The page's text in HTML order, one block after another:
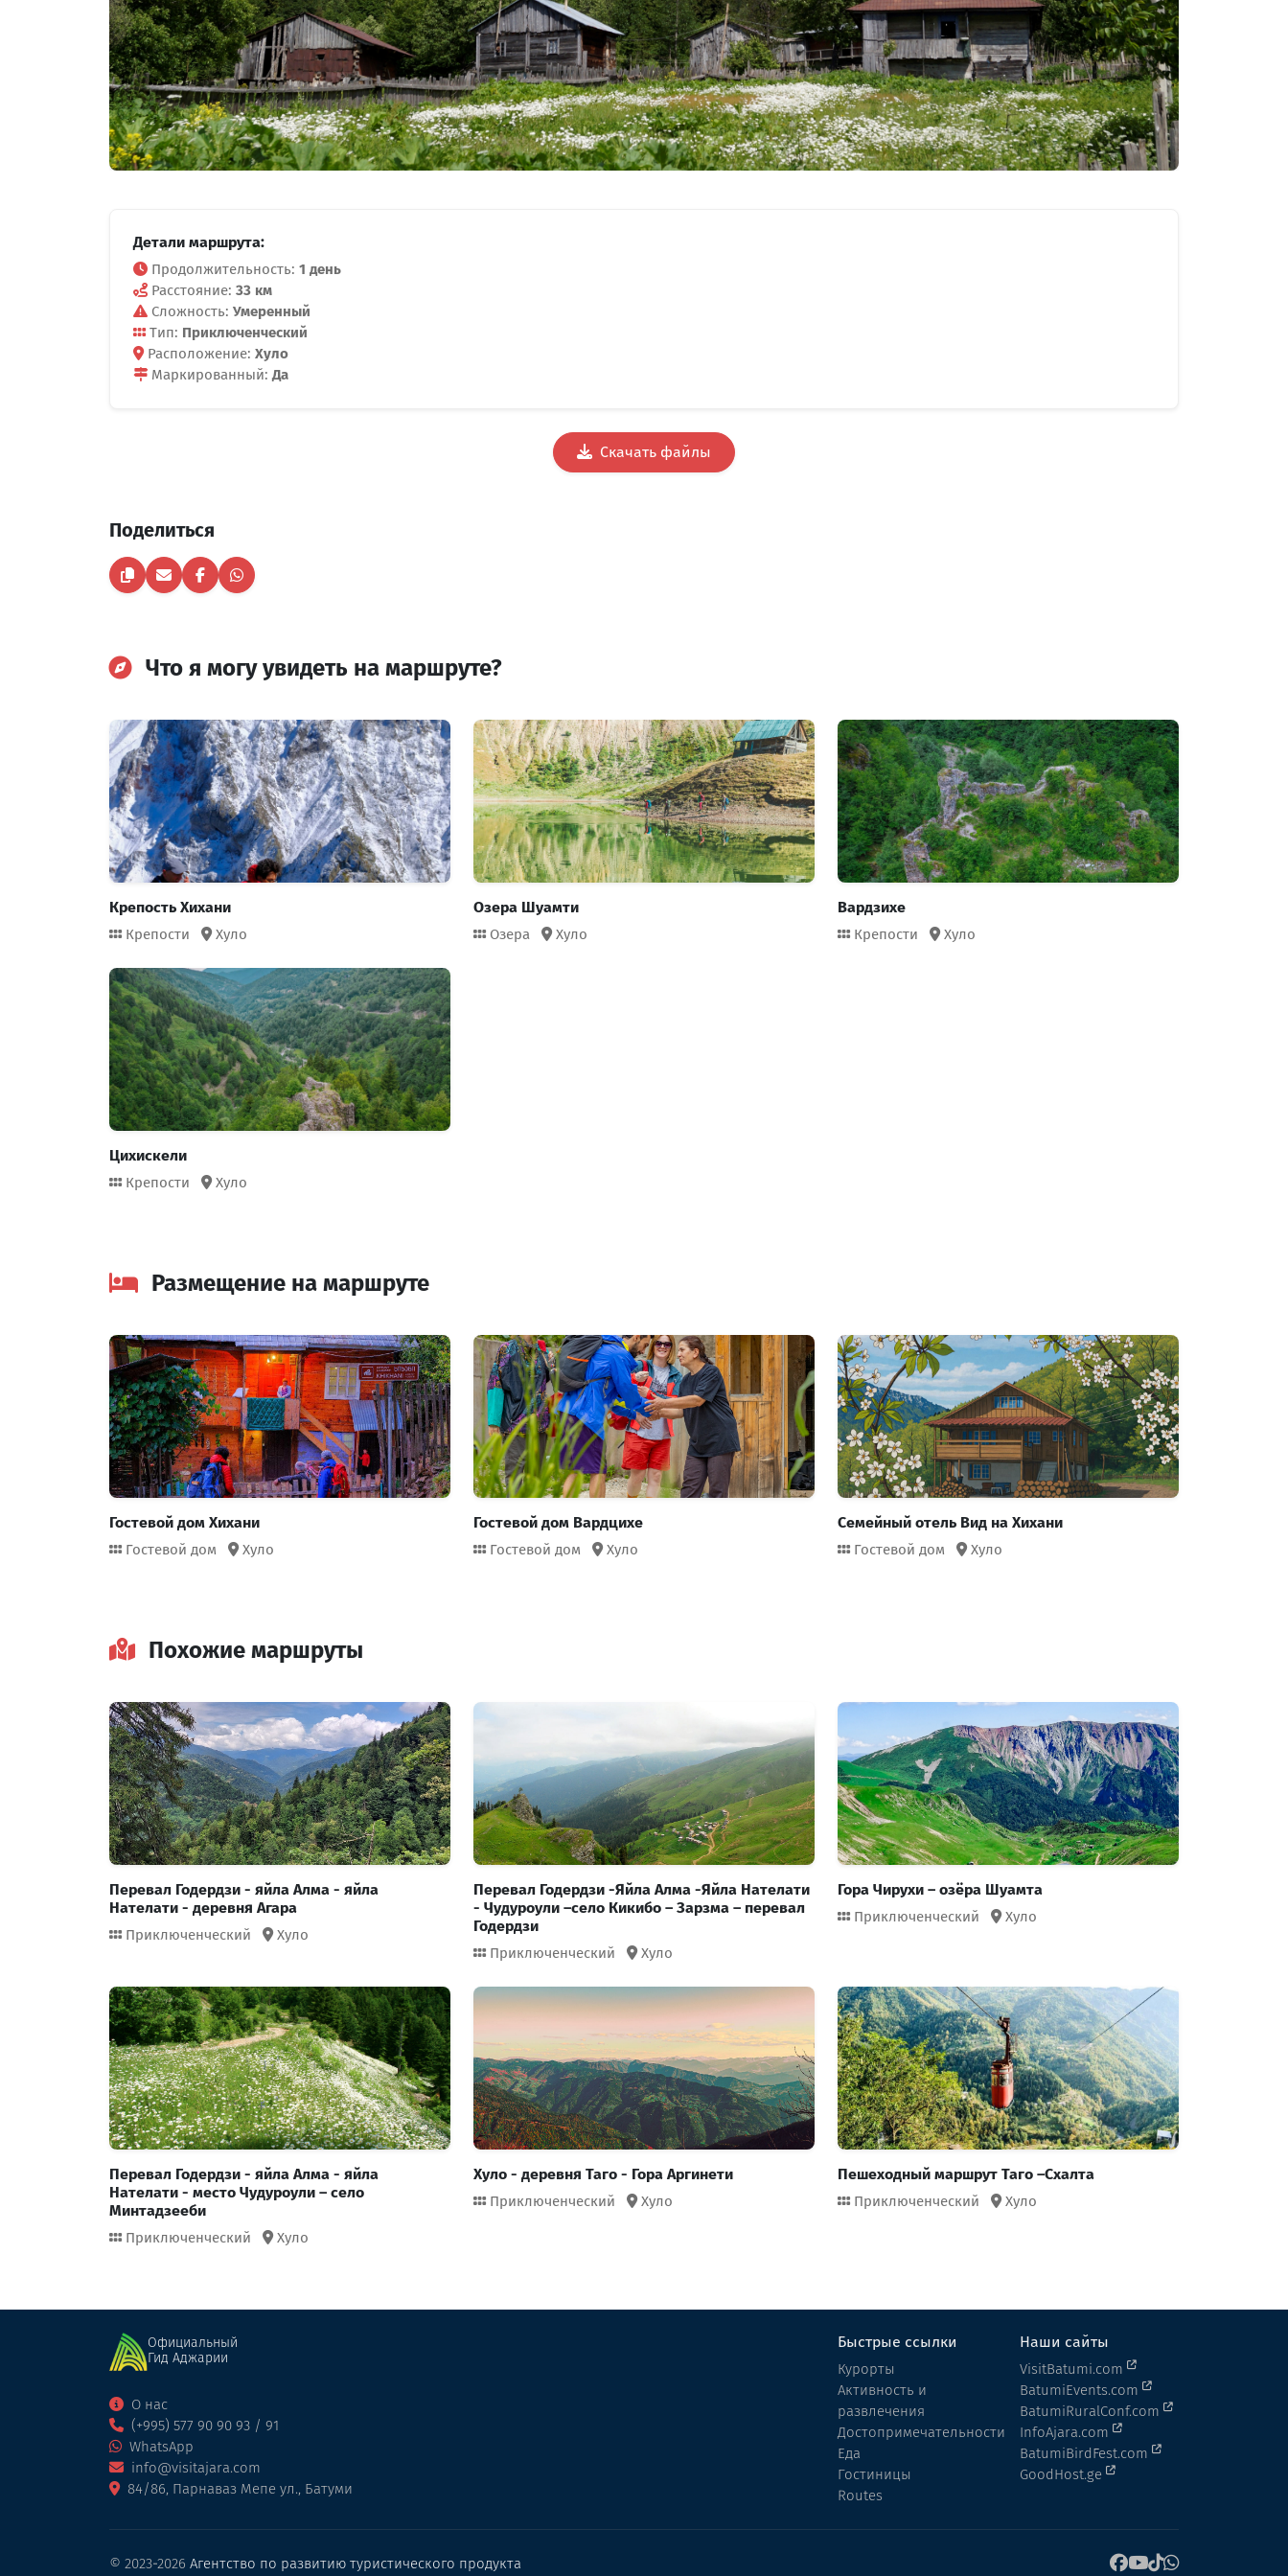
Детали маршрута:
Продолжительность: 1 день
Расстояние: 33 км
Сложность: Умеренный
Тип: Приключенческий
Расположение: Хуло
Маркированный:Да
Скачать файлы
Поделиться
Что я могу увидеть на маршруте?
Крепость Хихани
Крепости Хуло
Озера Шуамти
Озера Хуло
Вардзихе
Крепости Хуло
Цихискели
Крепости Хуло
Размещение на маршруте
Гостевой дом Хихани
Гостевой дом Хуло
Гостевой дом Вардцихе
Гостевой дом Хуло
Семейный отель Вид на Хихани
Гостевой дом Хуло
Похожие маршруты
Перевал Годердзи - яйла Алма - яйла
Нателати - деревня Агара
Приключенческий Хуло
Перевал Годердзи -Яйла Алма -Яйла Нателати
- Чудуроули –село Кикибо – Зарзма – перевал
Годердзи
Приключенческий Хуло
Гора Чирухи – озёра Шуамта
Приключенческий Хуло
Перевал Годердзи - яйла Алма - яйла
Нателати - место Чудуроули – село
Минтадзееби
Приключенческий Хуло
Хуло - деревня Таго - Гора Аргинети
Приключенческий Хуло
Пешеходный маршрут Таго –Схалта
Приключенческий Хуло
Официальный
Гид Аджарии
О нас
(+995) 577 90 90 93 / 91
WhatsApp
info@visitajara.com
84/86, Парнаваз Мепе ул., Батуми
Быстрые ссылки
Курорты
Активность и
развлечения
Достопримечательности
Еда
Гостиницы
Routes
Наши сайты
VisitBatumi.com
BatumiEvents.com
BatumiRuralConf.com
InfoAjara.com
BatumiBirdFest.com
GoodHost.ge
© 2023-2026 Агентство по развитию туристического продукта